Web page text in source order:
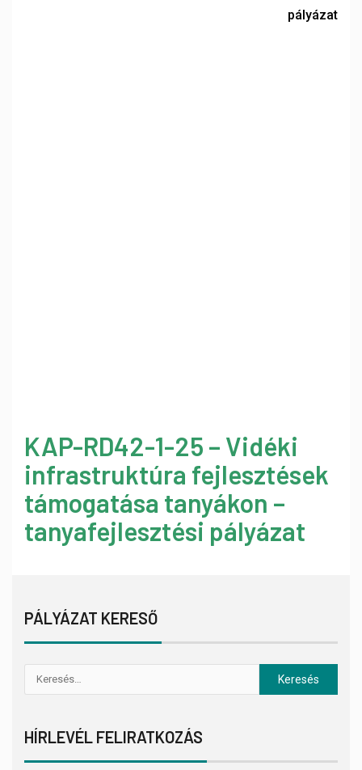
pályázat
KAP-RD42-1-25 – Vidéki
infrastruktúra fejlesztések
támogatása tanyákon –
tanyafejlesztési pályázat
PÁLYÁZAT KERESŐ
HÍRLEVÉL FELIRATKOZÁS